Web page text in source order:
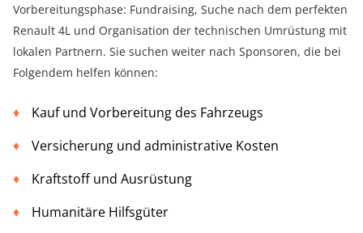
Vorbereitungsphase: Fundraising, Suche nach dem perfekten
Renault 4L und Organisation der technischen Umrüstung mit
lokalen Partnern. Sie suchen weiter nach Sponsoren, die bei
Folgendem helfen können:
Kauf und Vorbereitung des Fahrzeugs
Versicherung und administrative Kosten
Kraftstoff und Ausrüstung
Humanitäre Hilfsgüter